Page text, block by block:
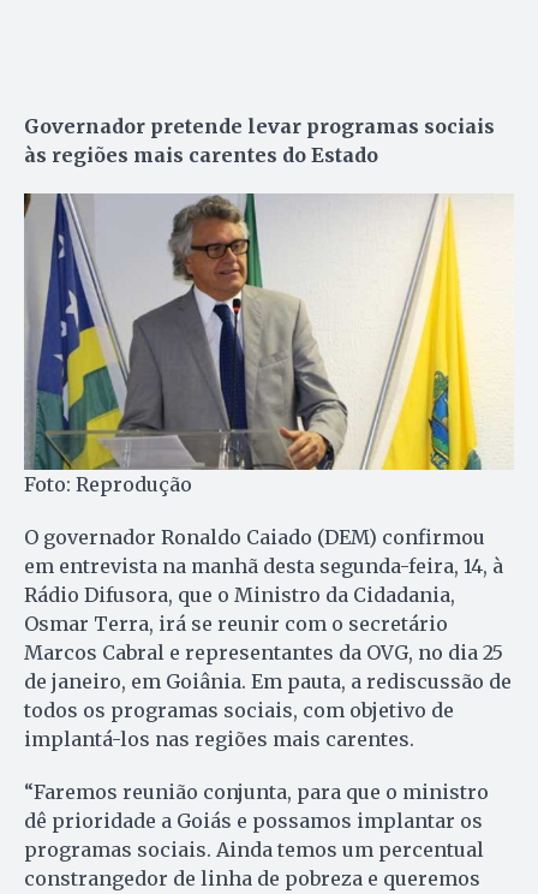
Governador pretende levar programas sociais
às regiões mais carentes do Estado
Foto: Reprodução
O governador Ronaldo Caiado (DEM) confirmou
em entrevista na manhã desta segunda-feira, 14, à
Rádio Difusora, que o Ministro da Cidadania,
Osmar Terra, irá se reunir com o secretário
Marcos Cabral e representantes da OVG, no dia 25
de janeiro, em Goiânia. Em pauta, a rediscussão de
todos os programas sociais, com objetivo de
implantá-los nas regiões mais carentes.
“Faremos reunião conjunta, para que o ministro
dê prioridade a Goiás e possamos implantar os
programas sociais. Ainda temos um percentual
constrangedor de linha de pobreza e queremos